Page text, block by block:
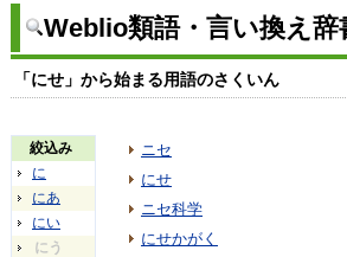
Weblio類語・言い換え
「にせ」から始まる用語のさくいん
絞込み
に
にあ
にい
にう
ニセ
にせ
ニセ科学
にせかがく